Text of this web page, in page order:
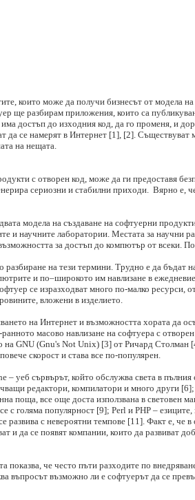
които може да получи бизнесът от модела
ще разбирам приложения, които са
достъп до изходния код, да го променя, и
да се намерят в Интернет [1], [2]. Съществуват
на нещата.
с отворен код, може да ги предоставя
сериозни и стабилни приходи. Вярно е,
модела на създаване на софтуерни
и научните лаборатории. Местата за научни
за достъп до компютър от всеки.
на тези термини. Трудно е да бъдат
и по–широкото им навлизане в
се изразходват много по-малко ресурси,
вложени в изделието.
на Интернет и възможността хората да
масово навлизане на софтуера с
на GNU (Gnu's Not Unix) [3] от Ричард Столман
скорост и става все по-популярен.
уеб сървърът, който обслужва света в
редактори, компилатори и много други
поща, все още доста използвана в световен
голяма популярност [9]; Perl и PHP –
с невероятни темпове [11]. Факт е, че в
и да се появят компании, които да развиват
показва, че често пъти разходите по
въпросът възможно ли е софтуерът да се